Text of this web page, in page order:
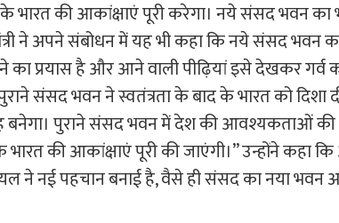
भारत की आकांक्षाएं पूरी करेगा। नये संसद भवन का
ने अपने संबोधन में यह भी कहा कि नये संसद भवन का
प्रयास है और आने वाली पीढ़ियां इसे देखकर गर्व
संसद भवन ने स्वतंत्रता के बाद के भारत को दिशा
बनेगा। पुराने संसद भवन में देश की आवश्यकताओं की
की आकांक्षाएं पूरी की जाएंगी।’’ उन्होंने कहा
ने नई पहचान बनाई है, वैसे ही संसद का नया भवन